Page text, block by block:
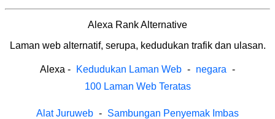
Alexa Rank Alternative
Laman web alternatif, serupa, kedudukan trafik dan ulasan.
Alexa - Kedudukan Laman Web - negara -
100 Laman Web Teratas
Alat Juruweb - Sambungan Penyemak Imbas